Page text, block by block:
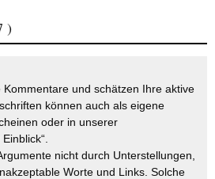
)
und schätzen Ihre aktive
können auch als eigene
oder in unserer
nicht durch Unterstellungen,
Worte und Links. Solche